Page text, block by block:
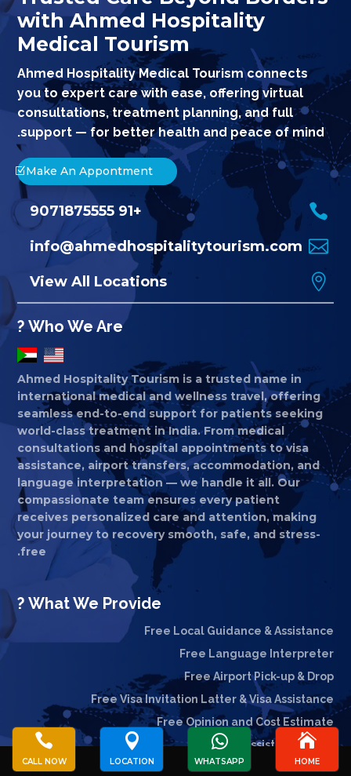
with Ahmed Hospitality
Medical Tourism
Ahmed Hospitality Medical Tourism connects
you to expert care with ease, offering virtual
consultations, treatment planning, and full
support — for better health and peace of mind.
Make An Appontment

+91 9071875555

info@ahmedhospitalitytourism.com

View All Locations
Who We Are ?
Ahmed Hospitality Tourism is a trusted name in
international medical and wellness travel, offering
seamless end-to-end support for patients seeking
world-class treatment in India. From medical
consultations and hospital appointments to visa
assistance, airport transfers, accommodation, and
language interpretation — we handle it all. Our
compassionate team ensures every patient
receives personalized care and attention, making
your journey to recovery smooth, safe, and stress-
free.
What We Provide ?
Free Local Guidance & Assistance
Free Language Interpreter
Free Airport Pick-up & Drop
Free Visa Invitation Latter & Visa Assistance
Free Opinion and Cost Estimate
24/7 Patient Assistance
No Waiting Time for Valuable Customers

HOME

WHATSAPP

LOCATION

CALL NOW